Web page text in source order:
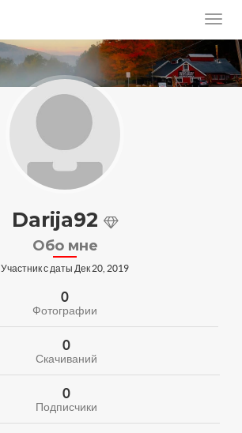
Darija92
Обо мне
Участник с даты Дек 20, 2019
0
Фотографии
0
Скачиваний
0
Подписчики